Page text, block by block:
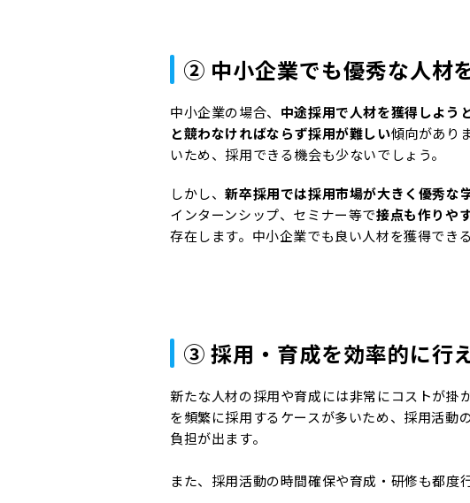
② 中小企業でも優秀な人材
中小企業の場合、 中途採用で人材を獲得しよう
と競わなければならず採用が難しい傾向があり
いため、採用できる機会も少ないでしょう。
しかし、新卒採用では採用市場が大きく優秀な
インターンシップ、セミナー等で接点も作りや
存在します。中小企業でも良い人材を獲得でき
③ 採用・育成を効率的に行
新たな人材の採用や育成には非常にコストが掛
を頻繁に採用するケースが多いため、採用活動
負担が出ます。
また、採用活動の時間確保や育成・研修も都度